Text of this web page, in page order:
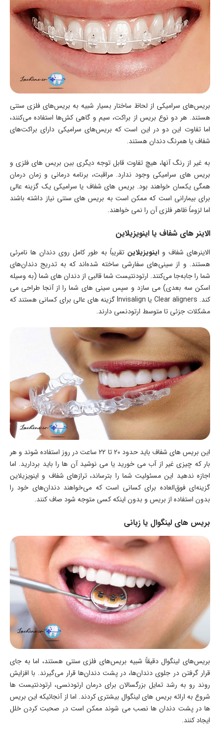
بریس‌های سرامیکی از لحاظ ساختار بسیار شبیه به بریس‌های فلزی سنتی
هستند. هر دو نوع بریس از براکت، سیم و گاهی کش‌ها استفاده می‌کنند،
اما تفاوت این دو در این است که بریس‌های سرامیکی دارای براکت‌های
شفاف یا همرنگ دندان هستند.
به غیر از رنگ آنها، هیچ تفاوت قابل توجه دیگری بین بریس های فلزی و
بریس های سرامیکی وجود ندارد. مراقبت، برنامه درمانی و زمان درمان
همگی یکسان خواهند بود. بریس های شفاف یا سرامیکی یک گزینه عالی
برای بیمارانی است که ممکن است به بریس های سنتی نیاز داشته باشند
اما لزوماً ظاهر فلزی آن را نمی خواهند.
الاینر های شفاف یا اینویزیلاین
الاینرهای شفاف واینویزیلاینتقریباً به طور کامل روی دندان ها نامرئی
هستند. و از سینی‌های سفارشی ساخته شده‌اند که به تدریج دندان‌های
شما را جابه‌جا می‌کنند. ارتودنتیست شما قالبی از دندان های شما (به وسیله
اسکن سه بعدی) می سازد و سپس سینی های شما را از آنجا طراحی می
کند. Clear aligners یا Invisalign گزینه های عالی برای کسانی هستند که
مشکلات جزئی تا متوسط ارتودنسی دارند.
این بریس های شفاف باید حدود 20 تا 22 ساعت در روز استفاده شوند و هر
بار که چیزی غیر از آب می خورید یا می نوشید آن ها را باید بردارید. اما
اجازه ندهید این مسئولیت شما را بترساند، ترازهای شفاف و اینویزیلاین
گزینه‌ای فوق‌العاده برای کسانی است که می‌خواهند دندان‌های خود را
بدون استفاده از بریس و بدون اینکه کسی متوجه شود صاف کنند.
بریس های لینگوال یا زبانی
بریس‌های لینگوال دقیقاً شبیه بریس‌های فلزی سنتی هستند، اما به جای
قرار گرفتن در جلوی دندان‌ها، در پشت دندان‌ها قرار می‌گیرند. با افزایش
روند رو به رشد تمایل بزرگسالان برای درمان ارتودنسی، ارتودنتیست ها
شروع به ارائه بریس های لینگوال بیشتری کردند. اما از آنجائیکه این بریس
ها در پشت دندان ها نصب می شوند ممکن است در صحبت کردن خلل
ایجاد کنند.